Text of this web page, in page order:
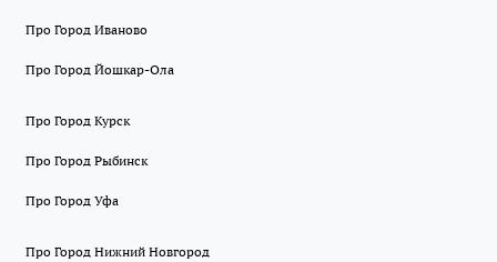
Про Город Иваново
Про Город Йошкар-Ола
Про Город Курск
Про Город Рыбинск
Про Город Уфа
Про Город Нижний Новгород